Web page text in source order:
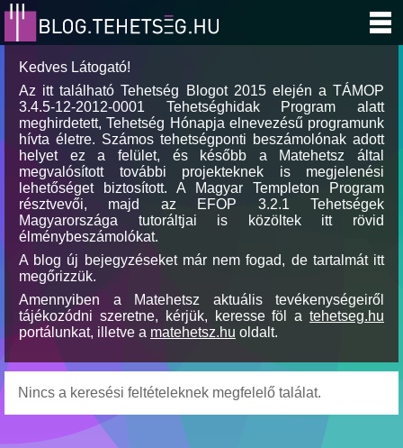
Kedves Látogató!
Az itt található Tehetség Blogot 2015 elején a TÁMOP
3.4.5-12-2012-0001 Tehetséghidak Program alatt
meghirdetett, Tehetség Hónapja elnevezésű programunk
hívta életre. Számos tehetségponti beszámolónak adott
helyet ez a felület, és később a Matehetsz által
megvalósított további projekteknek is megjelenési
lehetőséget biztosított. A Magyar Templeton Program
résztvevői, majd az EFOP 3.2.1 Tehetségek
Magyarországa tutoráltjai is közöltek itt rövid
élménybeszámolókat.
A blog új bejegyzéseket már nem fogad, de tartalmát itt
megőrizzük.
Amennyiben a Matehetsz aktuális tevékenységeiről
tájékozódni szeretne, kérjük, keresse föl a tehetseg.hu
portálunkat, illetve a matehetsz.hu oldalt.
Nincs a keresési feltételeknek megfelelő találat.